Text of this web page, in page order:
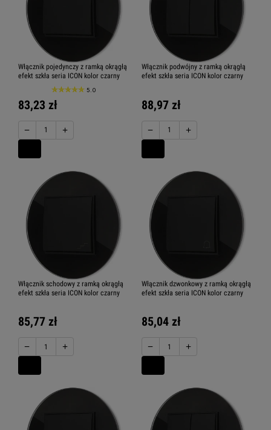
Karlik ICON włącznik
Jednoklawiszowy
Karlik ICON
włącznik Dwuklawiszowy
włącznik Trzyklawiszowy
Karlik ICON moduły elektroniczne
Karlik ICON gniazda elektryczne
Karlik ICON Gniazda multimedialne
Włącznik pojedynczy z ramką okrągłą
efekt szkła seria ICON kolor czarny
5.0
83,23 zł
− +
Włącznik podwójny z ramką okrągłą
efekt szkła seria ICON kolor czarny
88,97 zł
− +
Włącznik schodowy z ramką okrągłą
efekt szkła seria ICON kolor czarny
85,77 zł
− +
Włącznik dzwonkowy z ramką okrągłą
efekt szkła seria ICON kolor czarny
85,04 zł
− +